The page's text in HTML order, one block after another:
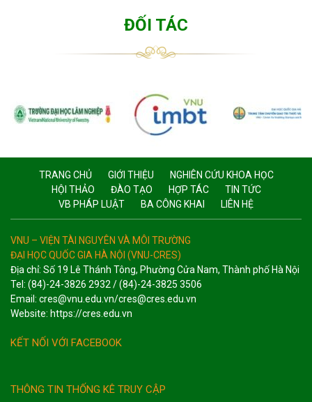
ĐỐI TÁC
TRANG CHỦ GIỚI THIỆU
NGHIÊN CỨU KHOA HỌC
HỘI THẢO
ĐÀO TẠO HỢP TÁC
TIN TỨC
VB PHÁP LUẬT
BA CÔNG KHAI LIÊN HỆ
VNU – VIỆN TÀI NGUYÊN VÀ MÔI TRƯỜNG
ĐẠI HỌC QUỐC GIA HÀ NỘI (VNU-CRES)
Địa chỉ: Số 19 Lê Thánh Tông, Phường Cửa Nam, Thành phố Hà Nội
Tel: (84)-24-3826 2932 / (84)-24-3825 3506
Email: cres@vnu.edu.vn/cres@cres.edu.vn
Website: https://cres.edu.vn
KẾT NỐI VỚI FACEBOOK
THÔNG TIN THỐNG KÊ TRUY CẬP